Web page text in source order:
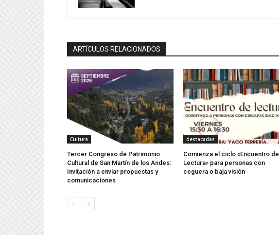
ARTÍCULOS RELACIONADOS
Cultura
Tercer Congreso de Patrimonio
Cultural de San Martín de los Andes:
Invitación a enviar propuestas y
comunicaciones
destacadas
Comienza el ciclo «Encuentro de
Lectura» para personas con
ceguera o baja visión